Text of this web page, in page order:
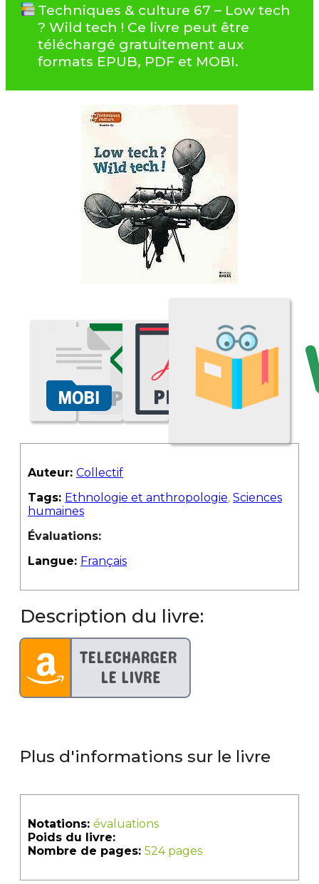
Techniques & culture 67 – Low tech
? Wild tech ! Ce livre peut être
téléchargé gratuitement aux
formats EPUB, PDF et MOBI.
Auteur: Collectif
Tags: Ethnologie et anthropologie, Sciences
humaines
Évaluations:
Langue: Français
Description du livre:
Plus d'informations sur le livre
Notations: évaluations
Poids du livre:
Nombre de pages: 524 pages